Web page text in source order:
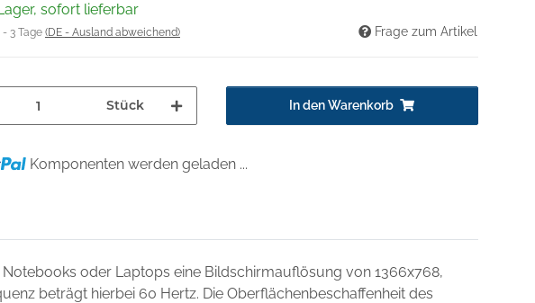
sofort lieferbar
- 3 Tage (DE - Ausland abweichend) Frage zum Artikel
Stück In den Warenkorb
Komponenten werden geladen ...
oder Laptops eine Bildschirmauflösung von 1366x768,
beträgt hierbei 60 Hertz. Die Oberflächenbeschaffenheit des